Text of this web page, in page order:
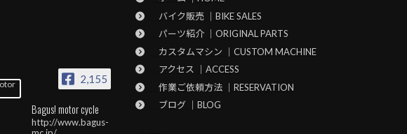
2,155
Bagus! motor cycle
http://www.bagus-
バイク販売 ｜BIKE SALES
パーツ紹介 ｜ORIGINAL PARTS
カスタムマシン ｜CUSTOM MACHINE
アクセス ｜ACCESS
作業ご依頼方法 ｜RESERVATION
ブログ ｜BLOG